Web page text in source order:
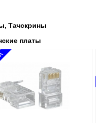
Тачскрины
платы